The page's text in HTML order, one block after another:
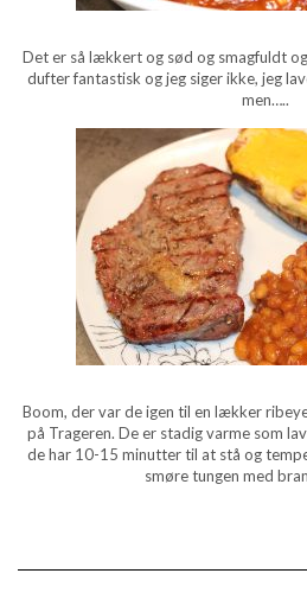
Det er så lækkert og sød og smagfuldt
dufter fantastisk og jeg siger ikke, jeg
men…..
Boom, der var de igen til en lækker
på Trageren. De er stadig varme som
de har 10-15 minutter til at stå og
smøre tungen med